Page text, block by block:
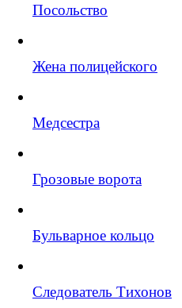
Посольство
Жена полицейского
Медсестра
Грозовые ворота
Бульварное кольцо
Следователь Тихонов